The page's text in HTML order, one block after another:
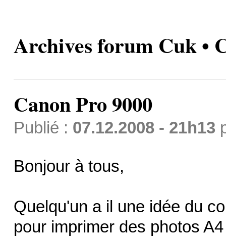
Archives forum Cuk •
Canon Pro 9000
Publié : 07.12.2008 - 21h13
Bonjour à tous,
Quelqu'un a il une idée du
pour imprimer des photos